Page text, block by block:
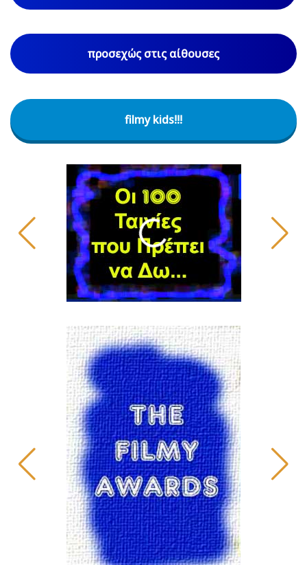
προσεχώς στις αίθουσες
filmy kids!!!